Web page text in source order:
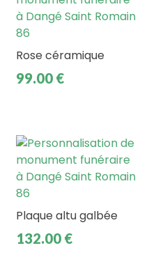
Rose céramique
99.00 €
Plaque altu galbée
132.00 €